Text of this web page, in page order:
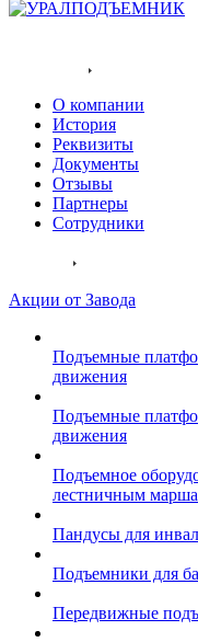
О компании
История
Реквизиты
Документы
Отзывы
Партнеры
Сотрудники
Акции от Завода
Подъемные
движения
Подъемные
движения
Подъемное
лестничным
Пандусы для
Подъемники для
Передвижные